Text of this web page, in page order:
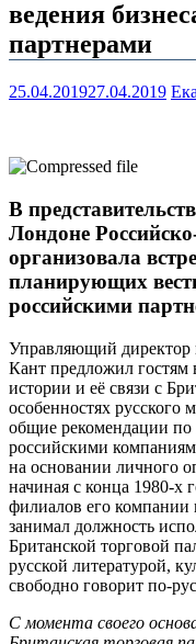
ведения
партнерами
25.04.201927.04.2019
В
Лондоне
организовала
планирующих
российскими
Управляющий
Кант предложил гостям
истории и её связи с
особенностях русского
общие рекомендации
российскими
на основании личного
начиная с конца 1980-х
филиалов его
занимал должность
Британской торговой
русской литературой,
свободно говорит по-
C момента своего